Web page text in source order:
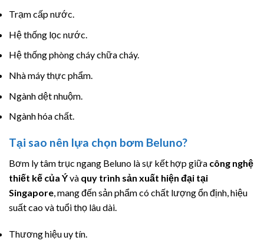
Trạm cấp nước.
Hệ thống lọc nước.
Hệ thống phòng cháy chữa cháy.
Nhà máy thực phẩm.
Ngành dệt nhuộm.
Ngành hóa chất.
Tại sao nên lựa chọn bơm Beluno?
Bơm ly tâm trục ngang Beluno là sự kết hợp giữa công nghệ
thiết kế của Ývà quy trình sản xuất hiện đại tại
Singapore , mang đến sản phẩm có chất lượng ổn định, hiệu
suất cao và tuổi thọ lâu dài.
Thương hiệu uy tín.